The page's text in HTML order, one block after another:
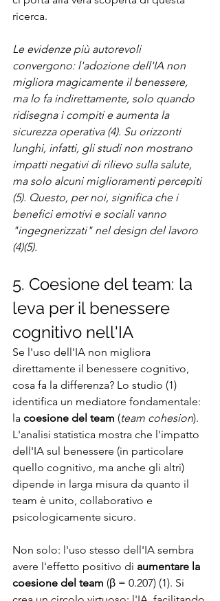
ricerca.
Le evidenze più autorevoli
convergono: l'adozione dell'IA non
migliora magicamente il benessere,
ma lo fa indirettamente, solo quando
ridisegna i compiti e aumenta la
sicurezza operativa (4). Su orizzonti
lunghi, infatti, gli studi non mostrano
impatti negativi di rilievo sulla salute,
ma solo alcuni miglioramenti percepiti
(5). Questo, per noi, significa che i
benefici emotivi e sociali vanno
"ingegnerizzati" nel design del lavoro
(4)(5).
5. Coesione del team: la
leva per il benessere
cognitivo nell'IA
Se l'uso dell'IA non migliora
direttamente il benessere cognitivo,
cosa fa la differenza? Lo studio (1)
identifica un mediatore fondamentale:
la coesione del team (team cohesion).
L'analisi statistica mostra che l'impatto
dell'IA sul benessere (in particolare
quello cognitivo, ma anche gli altri)
dipende in larga misura da quanto il
team è unito, collaborativo e
psicologicamente sicuro.
Non solo: l'uso stesso dell'IA sembra
avere l'effetto positivo di aumentare la
coesione del team (β = 0.207) (1). Si